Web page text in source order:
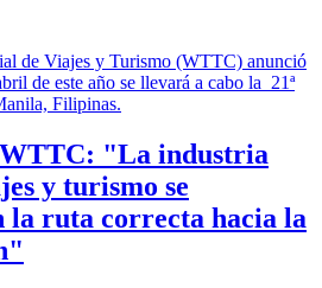
"La industria
y turismo se
la ruta correcta hacia la